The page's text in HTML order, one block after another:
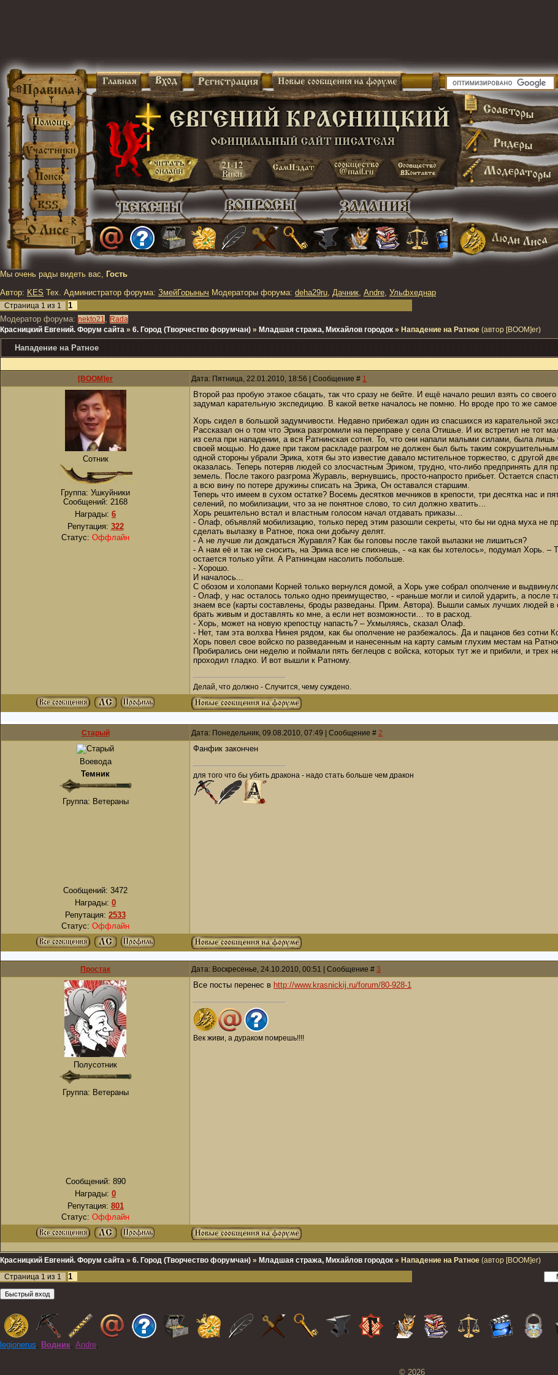
Мы очень рады видеть вас, Гость
Автор: KES Тех. Администратор форума: ЗмейГорыныч Модераторы форума: deha29ru, Дачник, Andre, Ульфхеднар
Страница 1 из 1
1
Модератор форума: nekto21, Rada
Красницкий Евгений. Форум сайта » 6. Город (Творчество форумчан) » Младшая стража, Михайлов городок » Нападение на Ратное (автор [BOOM]er)
Нападение на Ратное
[BOOM]er Дата: Пятница, 22.01.2010, 18:56 | Сообщение # 1
Сотник
Группа: Ушкуйники
Сообщений: 2168
Награды: 6
Репутация: 322
Статус: Оффлайн
Второй раз пробую этакое сбацать, так что сразу не бейте. И ещё начало решил взять со
задумал карательную экспедицию. В какой ветке началось не помню. Но вроде про то же
Хорь сидел в большой задумчивости. Недавно прибежал один из спасшихся из карательной
Рассказал он о том что Эрика разгромили на переправе у села Отишье. И их встретил не тот
из села при нападении, а вся Ратнинская сотня. То, что они напали малыми силами, была
своей мощью. Но даже при таком раскладе разгром не должен был быть таким
одной стороны убрали Эрика, хотя бы это известие давало мстительное торжество, с другой
оказалась. Теперь потеряв людей со злосчастным Эриком, трудно, что-либо предпринять для
земель. После такого разгрома Журавль, вернувшись, просто-напросто прибьет. Остается
а всю вину по потере дружины списать на Эрика, Он оставался старшим.
Теперь что имеем в сухом остатке? Восемь десятков мечников в крепости, три десятка нас и
селений, по мобилизации, что за не понятное слово, то сил должно хватить…
Хорь решительно встал и властным голосом начал отдавать приказы…
- Олаф, объявляй мобилизацию, только перед этим разошли секреты, что бы ни одна муха не
сделать вылазку в Ратное, пока они добычу делят.
- А не лучше ли дождаться Журавля? Как бы головы после такой вылазки не лишиться?
- А нам её и так не сносить, на Эрика все не спихнешь, - «а как бы хотелось», подумал Хорь. –
остается только уйти. А Ратнинцам насолить побольше.
- Хорошо.
И началось...
С обозом и холопами Корней только вернулся домой, а Хорь уже собрал ополчение и
- Олаф, у нас осталось только одно преимущество, - «раньше могли и силой ударить, а после
знаем все (карты составлены, броды разведаны. Прим. Автора). Вышли самых лучших людей в
брать живым и доставлять ко мне, а если нет возможности… то в расход.
- Хорь, может на новую крепостцу напасть? – Ухмыляясь, сказал Олаф.
- Нет, там эта волхва Нинея рядом, как бы ополчение не разбежалось. Да и пацанов без сотни
Хорь повел свое войско по разведанным и нанесенным на карту самым глухим местам на
Пробирались они неделю и поймали пять беглецов с войска, которых тут же и прибили, и
проходил гладко. И вот вышли к Ратному.
Делай, что должно - Случится, чему суждено.
Старый Дата: Понедельник, 09.08.2010, 07:49 | Сообщение # 2
Воевода
Темник
Группа: Ветераны
Сообщений: 3472
Награды: 0
Репутация: 2533
Статус: Оффлайн
Фанфик закончен
для того что бы убить дракона - надо стать больше чем дракон
Простак Дата: Воскресенье, 24.10.2010, 00:51 | Сообщение # 3
Полусотник
Группа: Ветераны
Сообщений: 890
Награды: 0
Репутация: 801
Статус: Оффлайн
Все посты перенес в http://www.krasnickij.ru/forum/80-928-1
Век живи, а дураком помрешь!!!!
Красницкий Евгений. Форум сайта » 6. Город (Творчество форумчан) » Младшая стража, Михайлов городок » Нападение на Ратное (автор [BOOM]er)
Страница 1 из 1 1
legionerus, Водник, Andre,
© 2026